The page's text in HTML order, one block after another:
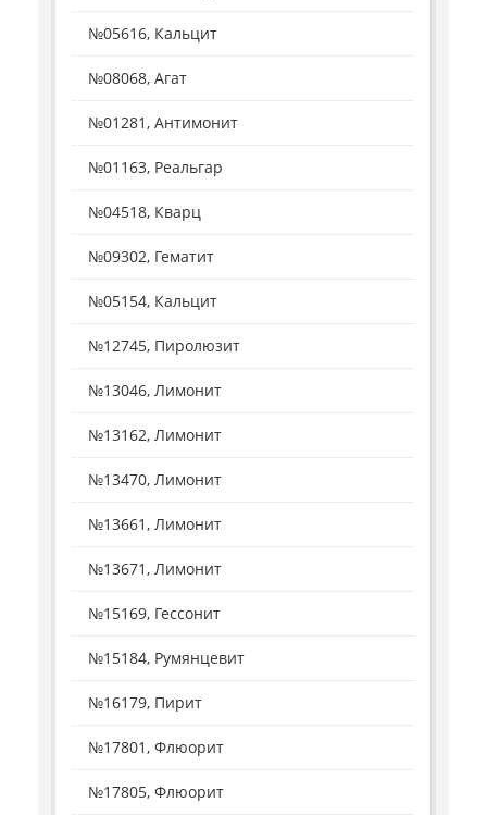
№05616, Кальцит
№08068, Агат
№01281, Антимонит
№01163, Реальгар
№04518, Кварц
№09302, Гематит
№05154, Кальцит
№12745, Пиролюзит
№13046, Лимонит
№13162, Лимонит
№13470, Лимонит
№13661, Лимонит
№13671, Лимонит
№15169, Гессонит
№15184, Румянцевит
№16179, Пирит
№17801, Флюорит
№17805, Флюорит